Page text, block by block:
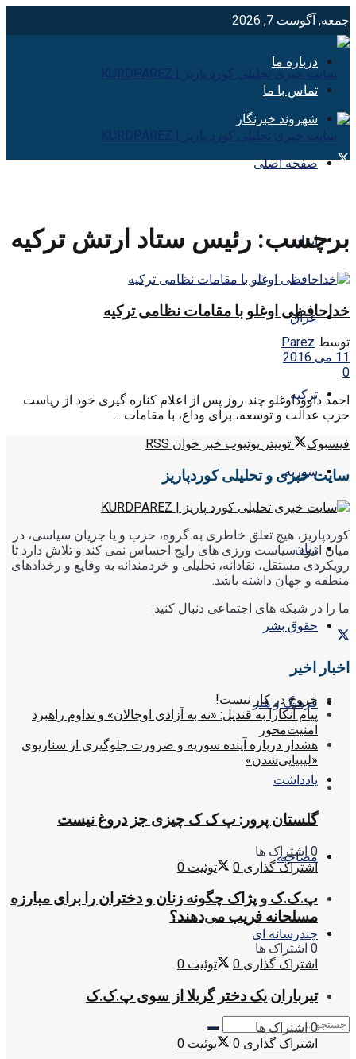
جمعه, آگوست 7, 2026
درباره ما
تماس با ما
شهروند خبرنگار
صفحه اصلی
ایران
عراق
ترکیه
سوریه
زنان
حقوق بشر
فرهنگ و هنر
یادداشت
مصاحبه
چندرسانه ای
برچسب: رئيس ستاد ارتش تركيه
خداحافظی اوغلو با مقامات نظامی ترکیه
توسط Parez
11 می 2016
0
احمد داووداوغلو چند روز پس از اعلام کناره گیری خود از ریاست
حزب عدالت و توسعه، برای وداع، با مقامات ...
فیسبوک
توییتر یوتیوب خبر خوان RSS
سایت خبری و تحلیلی کوردپاریز
کوردپاریز، هیچ تعلق خاطری به گروه، حزب و یا جریان سیاسی، در
میان انبوه سیاست ورزی های رایج احساس نمی کند و تلاش دارد تا
رویکردی مستقل، نقادانه، تحلیلی و خردمندانه به وقایع و رخدادهای
منطقه و جهان داشته باشد.
ما را در شبکه های اجتماعی دنبال کنید:
اخبار اخیر
خروج در کار نیست!
پیام آنکارا به قندیل: «نه به آزادی اوجالان» و تداوم راهبرد
امنیت‌محور
هشدار درباره آینده سوریه و ضرورت جلوگیری از سناریوی
«لیبیایی‌شدن»
گلستان پرور: پ ک ک چیزی جز دروغ نیست
0 اشتراک ها
اشتراک گذاری 0 توئیت 0
پ.ک.ک و پژاک چگونه زنان و دختران را برای مبارزه
مسلحانه فریب می‌دهند؟
0 اشتراک ها
اشتراک گذاری 0 توئیت 0
تیرباران یک دختر گریلا از سوی پ.ک.ک
0 اشتراک ها
اشتراک گذاری 0 توئیت 0